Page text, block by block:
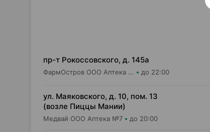
пр-т Рокоссовского, д. 145а
ФармОстров ООО Аптека №9 на Рокоссовского до 22:00
ул. Маяковского, д. 10, пом. 13
(возле Пиццы Мании)
Медвай ООО Аптека №7 до 20:00